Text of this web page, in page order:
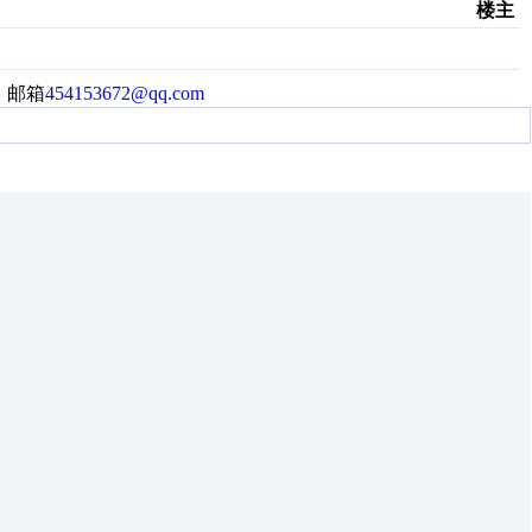
楼主
邮箱454153672@qq.com